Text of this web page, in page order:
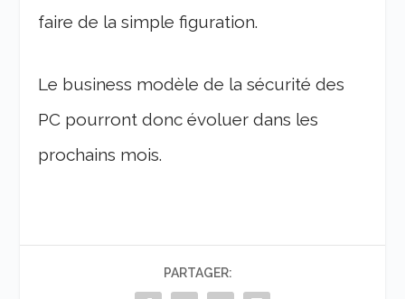
faire de la simple figuration.
Le business modèle de la sécurité des
PC pourront donc évoluer dans les
prochains mois.
PARTAGER: